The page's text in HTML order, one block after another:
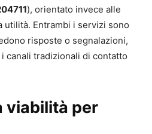
), orientato invece alle
utilità. Entrambi i servizi sono
risposte o segnalazioni,
canali tradizionali di contatto
viabilità per